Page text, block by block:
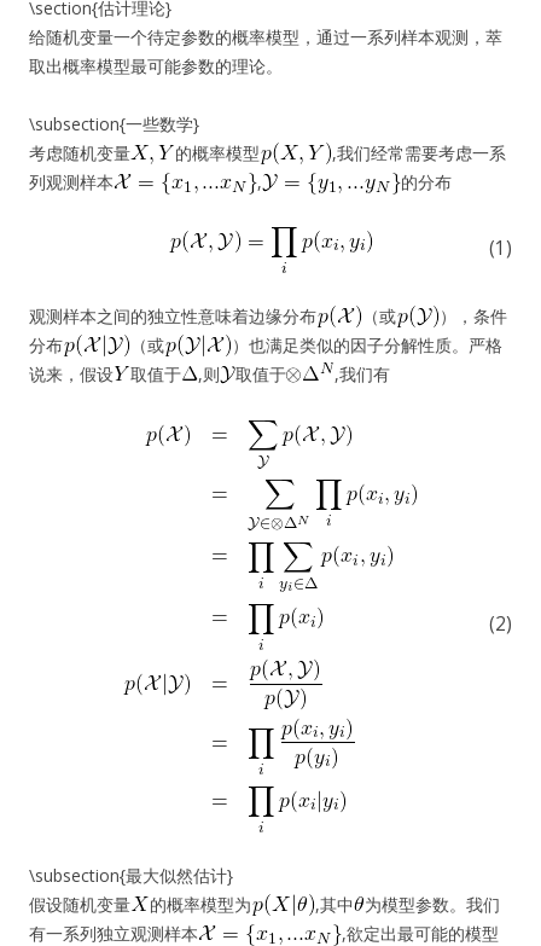
\section{估计理论}
给随机变量一个待定参数的概率模型，通过一系列样本观测，萃
取出概率模型最可能参数的理论。
\subsection{一些数学}
考虑随机变量
的概率模型
,我们经常需要考虑一系
列观测样本
, 的分布
(1)
观测样本之间的独立性意味着边缘分布 （或
），条件
分布
（或
）也满足类似的因子分解性质。严格
说来，假设
取值于 ,则 取值于 ,我们有
(2)
\subsection{最大似然估计}
假设随机变量
的概率模型为 ,其中
为模型参数。我们
有一系列独立观测样本
,欲定出最可能的模型